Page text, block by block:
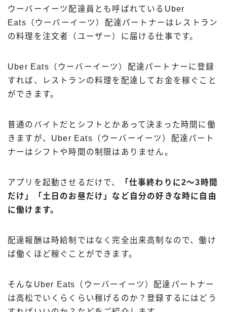
ウーバーイーツ配達員とも呼ばれているUber
Eats（ウーバーイーツ）配達パートナーはレストラン
の料理を注文者（ユーザー）に届ける仕事です。
Uber Eats（ウーバーイーツ）配達パートナーに登録
すれば、レストランの料理を配達してお金を稼ぐこと
ができます。
普通のバイトだとシフトとかあって決まった時間に働
きますが、Uber Eats（ウーバーイーツ）配達パート
ナーはシフトや時間の制限はありません。
アプリを起動させるだけで、
「仕事終わりに2～3時間
だけ」「土日のお昼だけ」など自分の好きな時に自由
に働けます。
配達報酬は時給制ではなく完全出来高制なので、働け
ば働くほど稼ぐことができます。
そんなUber Eats（ウーバーイーツ）配達パートナー
は高松でいくらくらい稼げるのか？登録するにはどう